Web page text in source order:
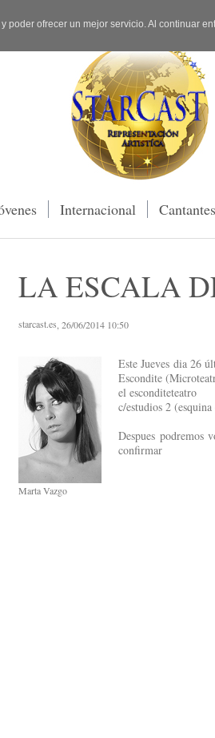
ofrecer un mejor servicio. Al continuar
Internacional Cantantes
LA ESCALA
starcast.es , 26/06/2014 10:50
Este Jueves dia 26
Escondite
el esconditeteatro
c/estudios 2
Despues podremos
confirmar
Marta Vazgo